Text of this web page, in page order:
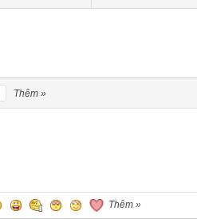
Thêm »
Thêm »